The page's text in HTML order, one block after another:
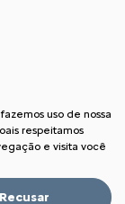
a vida.
uso de nossa
respeitamos
e visita você
Recusar